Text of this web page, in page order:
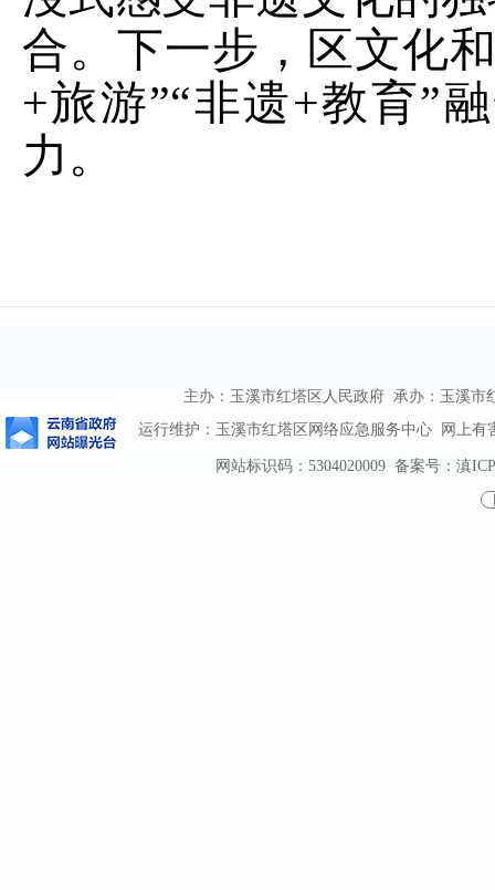
合。 下一步 ，区文化
+旅游”“非遗+教育”
力。
主办：玉溪市红塔区人民政府 承办：玉溪市
运行维护：玉溪市红塔区网络应急服务中心 网上有
网站标识码：5304020009备案号：滇